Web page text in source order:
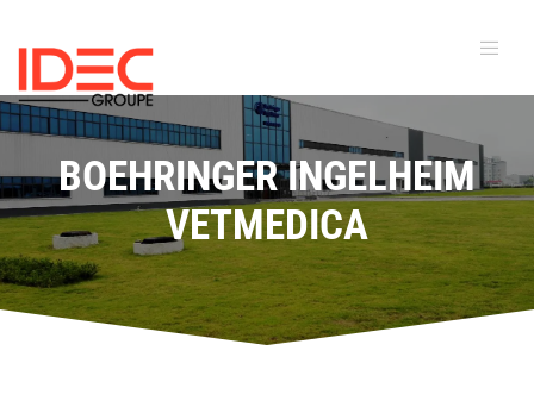
BOEHRINGER INGELHEIM
VETMEDICA